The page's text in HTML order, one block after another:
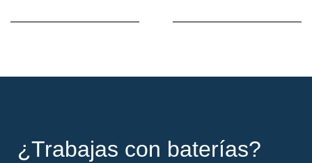
herramientas
¿Trabajas con baterías?